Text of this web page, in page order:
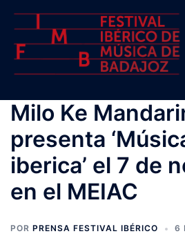
contenido
Milo Ke
presenta
iberica’ el 7 de
en el MEIAC
POR PRENSA FESTIVAL IBÉRICO
6